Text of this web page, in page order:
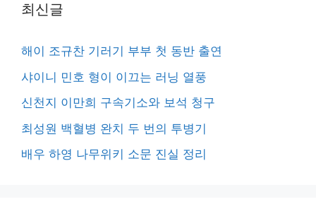
최신글
해이 조규찬 기러기 부부 첫 동반 출연
샤이니 민호 형이 이끄는 러닝 열풍
신천지 이만희 구속기소와 보석 청구
최성원 백혈병 완치 두 번의 투병기
배우 하영 나무위키 소문 진실 정리